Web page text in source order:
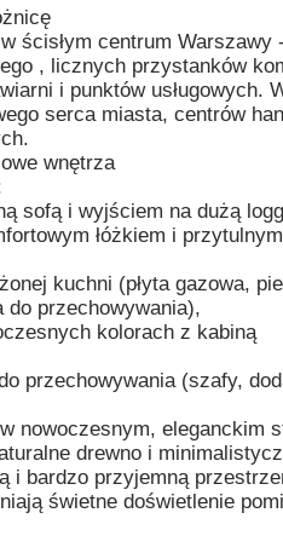
ścisłym centrum Warszawy
, licznych przystanków
i punktów usługowych.
serca miasta, centrów
wnętrza
sofą i wyjściem na dużą
łóżkiem i przytulnym
kuchni (płyta gazowa,
przechowywania),
kolorach z kabiną
przechowywania (szafy,
nowoczesnym, eleganckim
drewno i
i bardzo przyjemną
świetne doświetlenie